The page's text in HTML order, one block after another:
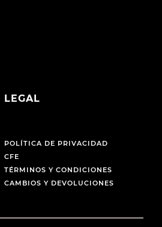
LEGAL
POLÍTICA DE PRIVACIDAD
CFE
TÉRMINOS Y CONDICIONES
CAMBIOS Y DEVOLUCIONES